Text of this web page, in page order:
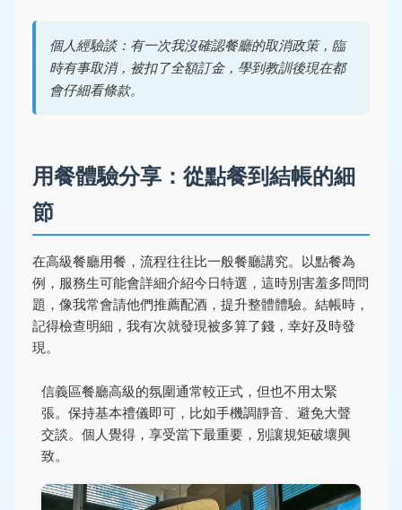
個人經驗談：有一次我沒確認餐廳的取消政策，臨
時有事取消，被扣了全額訂金，學到教訓後現在都
會仔細看條款。
用餐體驗分享：從點餐到結帳的細
節
在高級餐廳用餐，流程往往比一般餐廳講究。以點餐為
例，服務生可能會詳細介紹今日特選，這時別害羞多問問
題，像我常會請他們推薦配酒，提升整體體驗。結帳時，
記得檢查明細，我有次就發現被多算了錢，幸好及時發
現。
信義區餐廳高級的氛圍通常較正式，但也不用太緊
張。保持基本禮儀即可，比如手機調靜音、避免大聲
交談。個人覺得，享受當下最重要，別讓規矩破壞興
致。